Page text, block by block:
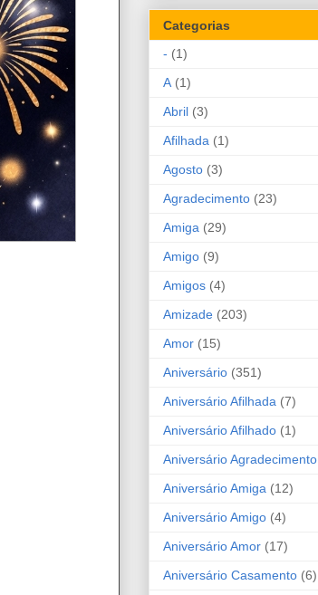
Categorias
- (1)
A (1)
Abril (3)
Afilhada (1)
Agosto (3)
Agradecimento (23)
Amiga (29)
Amigo (9)
Amigos (4)
Amizade (203)
Amor (15)
Aniversário (351)
Aniversário Afilhada (7)
Aniversário Afilhado (1)
Aniversário Agradecimento
Aniversário Amiga (12)
Aniversário Amigo (4)
Aniversário Amor (17)
Aniversário Casamento (6)